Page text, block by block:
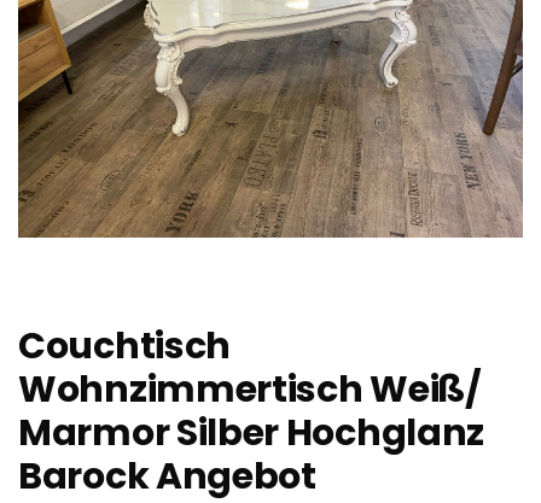
Couchtisch
Wohnzimmertisch Weiß/
Marmor Silber Hochglanz
Barock Angebot